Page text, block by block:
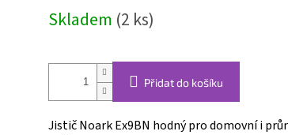
cena:
Skladem (2 ks)
Přidat do košíku
Jistič Noark Ex9BN hodný pro domovní i